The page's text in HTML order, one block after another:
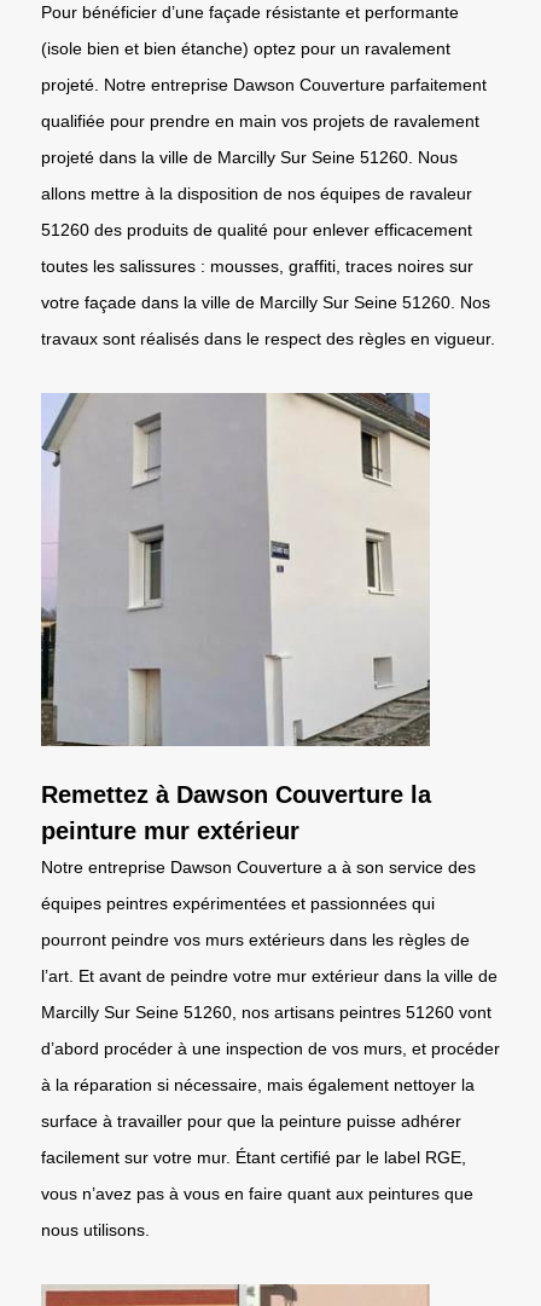
Pour bénéficier d’une façade résistante et performante
(isole bien et bien étanche) optez pour un ravalement
projeté. Notre entreprise Dawson Couverture parfaitement
qualifiée pour prendre en main vos projets de ravalement
projeté dans la ville de Marcilly Sur Seine 51260. Nous
allons mettre à la disposition de nos équipes de ravaleur
51260 des produits de qualité pour enlever efficacement
toutes les salissures : mousses, graffiti, traces noires sur
votre façade dans la ville de Marcilly Sur Seine 51260. Nos
travaux sont réalisés dans le respect des règles en vigueur.
Remettez à Dawson Couverture la
peinture mur extérieur
Notre entreprise Dawson Couverture a à son service des
équipes peintres expérimentées et passionnées qui
pourront peindre vos murs extérieurs dans les règles de
l’art. Et avant de peindre votre mur extérieur dans la ville de
Marcilly Sur Seine 51260, nos artisans peintres 51260 vont
d’abord procéder à une inspection de vos murs, et procéder
à la réparation si nécessaire, mais également nettoyer la
surface à travailler pour que la peinture puisse adhérer
facilement sur votre mur. Étant certifié par le label RGE,
vous n’avez pas à vous en faire quant aux peintures que
nous utilisons.